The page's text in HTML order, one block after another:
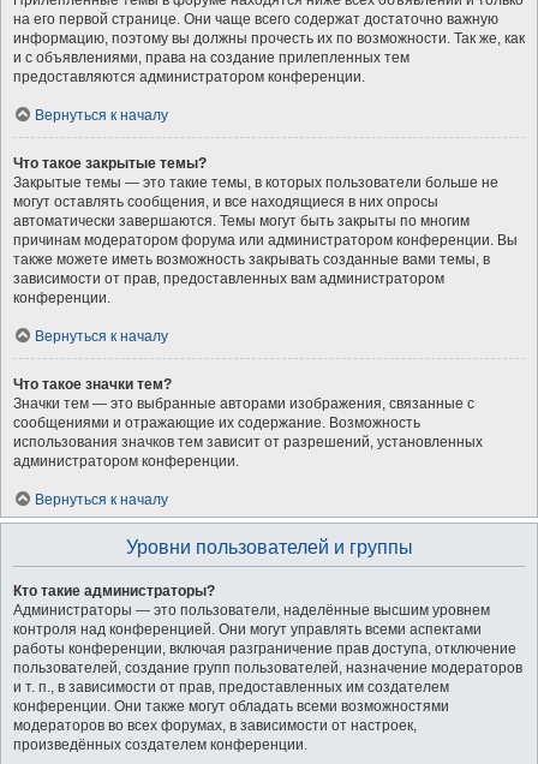
на его первой странице. Они чаще всего содержат достаточно важную
информацию, поэтому вы должны прочесть их по возможности. Так же, как
и с объявлениями, права на создание прилепленных тем
предоставляются администратором конференции.
Вернуться к началу
Что такое закрытые темы?
Закрытые темы — это такие темы, в которых пользователи больше не
могут оставлять сообщения, и все находящиеся в них опросы
автоматически завершаются. Темы могут быть закрыты по многим
причинам модератором форума или администратором конференции. Вы
также можете иметь возможность закрывать созданные вами темы, в
зависимости от прав, предоставленных вам администратором
конференции.
Вернуться к началу
Что такое значки тем?
Значки тем — это выбранные авторами изображения, связанные с
сообщениями и отражающие их содержание. Возможность
использования значков тем зависит от разрешений, установленных
администратором конференции.
Вернуться к началу
Уровни пользователей и группы
Кто такие администраторы?
Администраторы — это пользователи, наделённые высшим уровнем
контроля над конференцией. Они могут управлять всеми аспектами
работы конференции, включая разграничение прав доступа, отключение
пользователей, создание групп пользователей, назначение модераторов
и т. п., в зависимости от прав, предоставленных им создателем
конференции. Они также могут обладать всеми возможностями
модераторов во всех форумах, в зависимости от настроек,
произведённых создателем конференции.